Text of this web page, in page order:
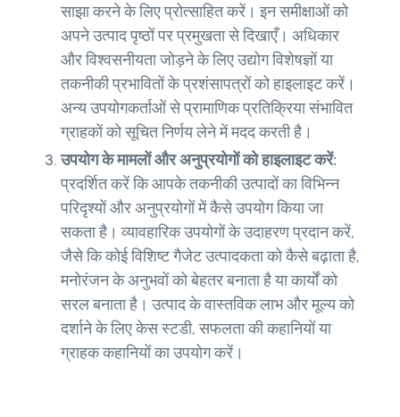
साझा करने के लिए प्रोत्साहित करें। इन समीक्षाओं को
अपने उत्पाद पृष्ठों पर प्रमुखता से दिखाएँ। अधिकार
और विश्वसनीयता जोड़ने के लिए उद्योग विशेषज्ञों या
तकनीकी प्रभावितों के प्रशंसापत्रों को हाइलाइट करें।
अन्य उपयोगकर्ताओं से प्रामाणिक प्रतिक्रिया संभावित
ग्राहकों को सूचित निर्णय लेने में मदद करती है।
उपयोग के मामलों और अनुप्रयोगों को हाइलाइट करें:
प्रदर्शित करें कि आपके तकनीकी उत्पादों का विभिन्न
परिदृश्यों और अनुप्रयोगों में कैसे उपयोग किया जा
सकता है। व्यावहारिक उपयोगों के उदाहरण प्रदान करें,
जैसे कि कोई विशिष्ट गैजेट उत्पादकता को कैसे बढ़ाता है,
मनोरंजन के अनुभवों को बेहतर बनाता है या कार्यों को
सरल बनाता है। उत्पाद के वास्तविक लाभ और मूल्य को
दर्शाने के लिए केस स्टडी, सफलता की कहानियों या
ग्राहक कहानियों का उपयोग करें।